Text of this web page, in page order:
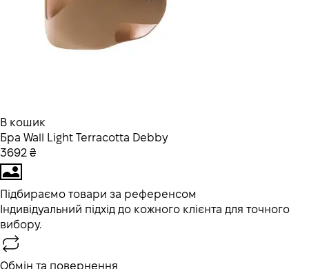
В кошик
Бра Wall Light Terracotta Debby
3692 ₴
Підбираємо товари за референсом
Індивідуальний підхід до кожного клієнта для точного
вибору.
Обмін та повернення